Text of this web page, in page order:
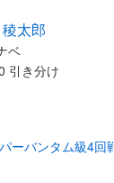
太郎
ベ
引き分け
ーバンタム級4回